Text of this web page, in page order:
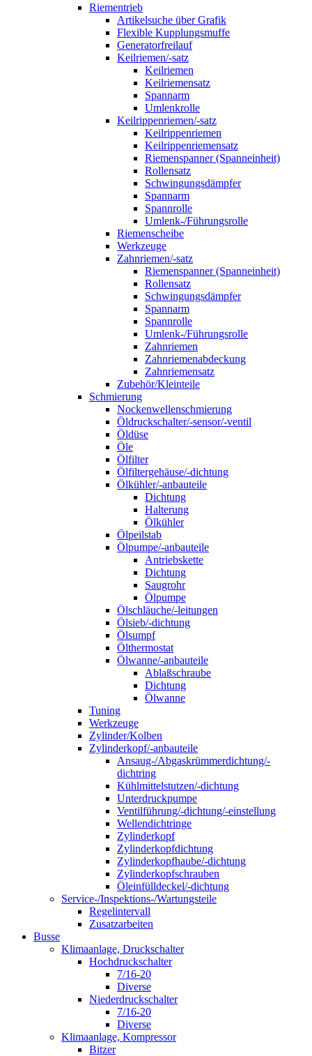
Riementrieb
Artikelsuche über Grafik
Flexible Kupplungsmuffe
Generatorfreilauf
Keilriemen/-satz
Keilriemen
Keilriemensatz
Spannarm
Umlenkrolle
Keilrippenriemen/-satz
Keilrippenriemen
Keilrippenriemensatz
Riemenspanner (Spanneinheit)
Rollensatz
Schwingungsdämpfer
Spannarm
Spannrolle
Umlenk-/Führungsrolle
Riemenscheibe
Werkzeuge
Zahnriemen/-satz
Riemenspanner (Spanneinheit)
Rollensatz
Schwingungsdämpfer
Spannarm
Spannrolle
Umlenk-/Führungsrolle
Zahnriemen
Zahnriemenabdeckung
Zahnriemensatz
Zubehör/Kleinteile
Schmierung
Nockenwellenschmierung
Öldruckschalter/-sensor/-ventil
Öldüse
Öle
Ölfilter
Ölfiltergehäuse/-dichtung
Ölkühler/-anbauteile
Dichtung
Halterung
Ölkühler
Ölpeilstab
Ölpumpe/-anbauteile
Antriebskette
Dichtung
Saugrohr
Ölpumpe
Ölschläuche/-leitungen
Ölsieb/-dichtung
Ölsumpf
Ölthermostat
Ölwanne/-anbauteile
Ablaßschraube
Dichtung
Ölwanne
Tuning
Werkzeuge
Zylinder/Kolben
Zylinderkopf/-anbauteile
Ansaug-/Abgaskrümmerdichtung/-
dichtring
Kühlmittelstutzen/-dichtung
Unterdruckpumpe
Ventilführung/-dichtung/-einstellung
Wellendichtringe
Zylinderkopf
Zylinderkopfdichtung
Zylinderkopfhaube/-dichtung
Zylinderkopfschrauben
Öleinfülldeckel/-dichtung
Service-/Inspektions-/Wartungsteile
Regelintervall
Zusatzarbeiten
Busse
Klimaanlage, Druckschalter
Hochdruckschalter
7/16-20
Diverse
Niederdruckschalter
7/16-20
Diverse
Klimaanlage, Kompressor
Bitzer